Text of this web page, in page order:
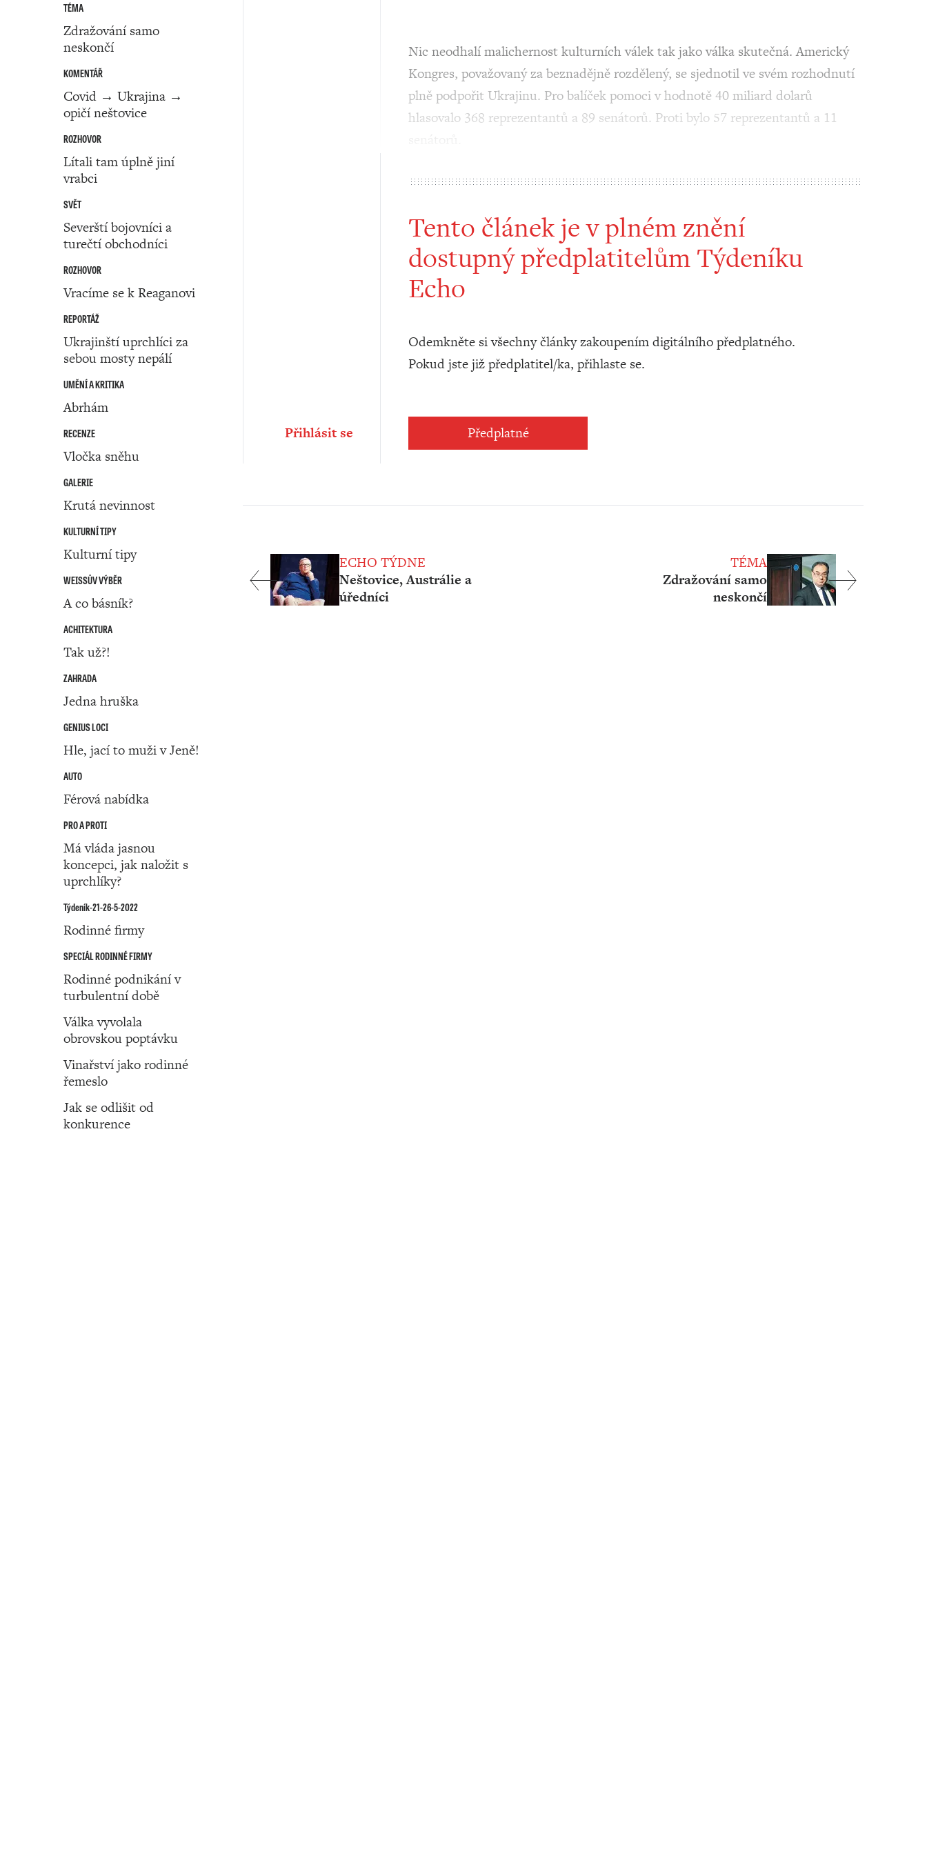
TÉMA
Zdražování samo
neskončí
KOMENTÁŘ
Covid → Ukrajina →
opičí neštovice
ROZHOVOR
Lítali tam úplně jiní
vrabci
SVĚT
Severští bojovníci a
turečtí obchodníci
ROZHOVOR
Vracíme se k Reaganovi
REPORTÁŽ
Ukrajinští uprchlíci za
sebou mosty nepálí
UMĚNÍ A KRITIKA
Abrhám
RECENZE
Vločka sněhu
GALERIE
Krutá nevinnost
KULTURNÍ TIPY
Kulturní tipy
WEISSŮV VÝBĚR
A co básník?
ACHITEKTURA
Tak už?!
ZAHRADA
Jedna hruška
GENIUS LOCI
Hle, jací to muži v Jeně!
AUTO
Férová nabídka
PRO A PROTI
Má vláda jasnou
koncepci, jak naložit s
uprchlíky?
Týdeník-21-26-5-2022
Rodinné firmy
SPECIÁL RODINNÉ FIRMY
Rodinné podnikání v
turbulentní době
Válka vyvolala
obrovskou poptávku
Vinařství jako rodinné
řemeslo
Jak se odlišit od
konkurence
Nic neodhalí malichernost kulturních válek tak jako válka skutečná. Americký
Kongres, považovaný za beznadějně rozdělený, se sjednotil ve svém rozhodnutí
plně podpořit Ukrajinu. Pro balíček pomoci v hodnotě 40 miliard dolarů
hlasovalo 368 reprezentantů a 89 senátorů. Proti bylo 57 reprezentantů a 11
Tento článek je v plném znění
dostupný předplatitelům Týdeníku
Echo
Odemkněte si všechny články zakoupením digitálního předplatného.
Pokud jste již předplatitel/ka, přihlaste se.
Předplatné
Přihlásit se
TÉMA
Zdražování samo
neskončí
ECHO TÝDNE
Neštovice, Austrálie a
úředníci